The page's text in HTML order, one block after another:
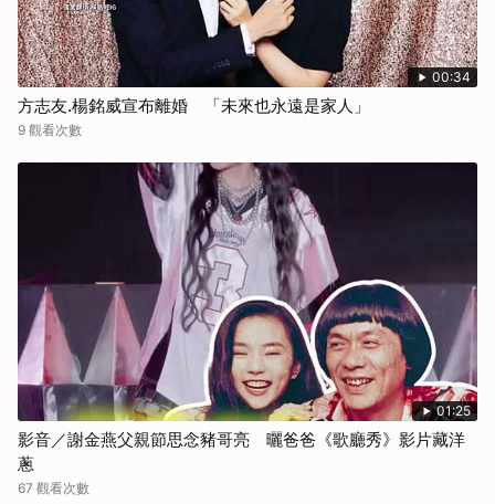
00:34
方志友.楊銘威宣布離婚 「未來也永遠是家人」
9 觀看次數
01:25
影音／謝金燕父親節思念豬哥亮 曬爸爸《歌廳秀》影片藏洋
蔥
67 觀看次數